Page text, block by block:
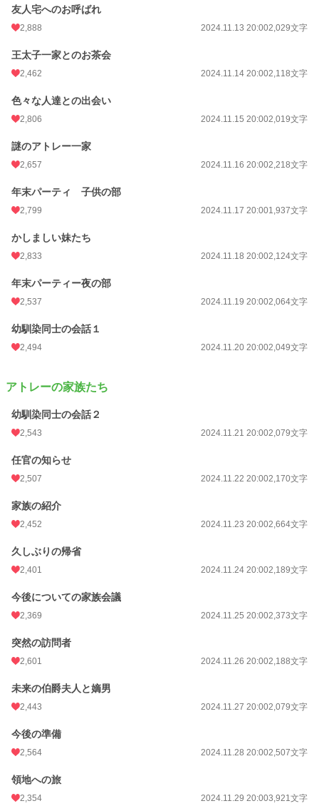
友人宅へのお呼ばれ
2,888 2024.11.13 20:002,029文字
王太子一家とのお茶会
2,462 2024.11.14 20:002,118文字
色々な人達との出会い
2,806 2024.11.15 20:002,019文字
謎のアトレー一家
2,657 2024.11.16 20:002,218文字
年末パーティ 子供の部
2,799 2024.11.17 20:001,937文字
かしましい妹たち
2,833 2024.11.18 20:002,124文字
年末パーティー夜の部
2,537 2024.11.19 20:002,064文字
幼馴染同士の会話１
2,494 2024.11.20 20:002,049文字
アトレーの家族たち
幼馴染同士の会話２
2,543 2024.11.21 20:002,079文字
任官の知らせ
2,507 2024.11.22 20:002,170文字
家族の紹介
2,452 2024.11.23 20:002,664文字
久しぶりの帰省
2,401 2024.11.24 20:002,189文字
今後についての家族会議
2,369 2024.11.25 20:002,373文字
突然の訪問者
2,601 2024.11.26 20:002,188文字
未来の伯爵夫人と嫡男
2,443 2024.11.27 20:002,079文字
今後の準備
2,564 2024.11.28 20:002,507文字
領地への旅
2,354 2024.11.29 20:003,921文字